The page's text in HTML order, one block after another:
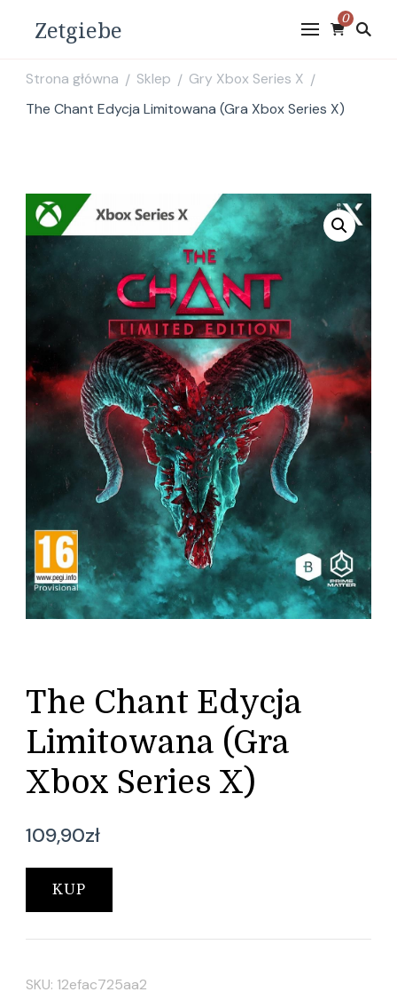
Zetgiebe 0
Strona główna / Sklep / Gry Xbox Series X /
The Chant Edycja Limitowana (Gra Xbox Series X)
The Chant Edycja
Limitowana (Gra
Xbox Series X)
109,90zł
KUP
SKU: 12efac725aa2